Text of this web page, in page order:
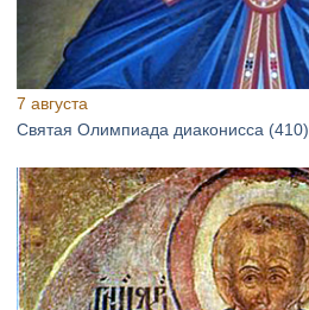
7 августа
Святая Олимпиада диаконисса (410)